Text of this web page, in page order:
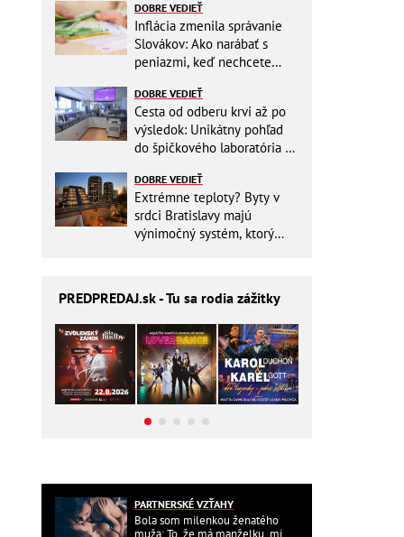
DOBRE VEDIEŤ
Inflácia zmenila správanie
Slovákov: Ako narábať s
peniazmi, keď nechcete
DOBRE VEDIEŤ
Cesta od odberu krvi až po
výsledok: Unikátny pohľad
do špičkového laboratória na
DOBRE VEDIEŤ
Extrémne teploty? Byty v
srdci Bratislavy majú
výnimočný systém, ktorý
PREDPREDAJ.sk - Tu sa rodia zážitky
PARTNERSKÉ VZŤAHY
Bola som milenkou ženatého
muža: To, že má manželku, mi